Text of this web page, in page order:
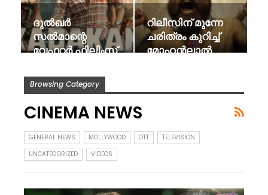
ദുൽഖർ
സൽമാന്റെ
വേഫറർ ഫിലിംസ്
റിലീസിന് മുന്നേ
ചരിത്രം കുറിച്ച്
മോഹൻലാൽ
മലൈക്കോട്ടൈ…
Browsing Category
CINEMA NEWS
GENERAL NEWS MOLLYWOOD OTT
TELEVISION
UNCATEGORIZED
VIDEOS